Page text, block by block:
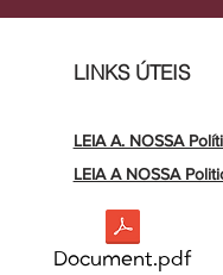
de vida e
LINKS ÚTEIS
LEIA A. NOSSA
LEIA A NOSSA
Document.pdf